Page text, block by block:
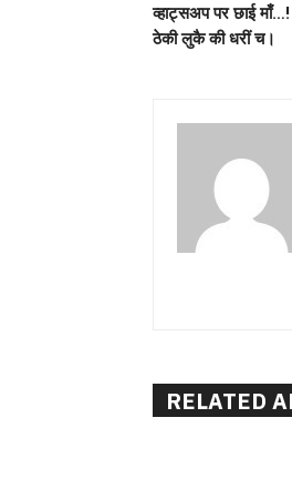
व्हाट्सअप पर छाई
ठेकी लुकै की धरीं च।
RELATED